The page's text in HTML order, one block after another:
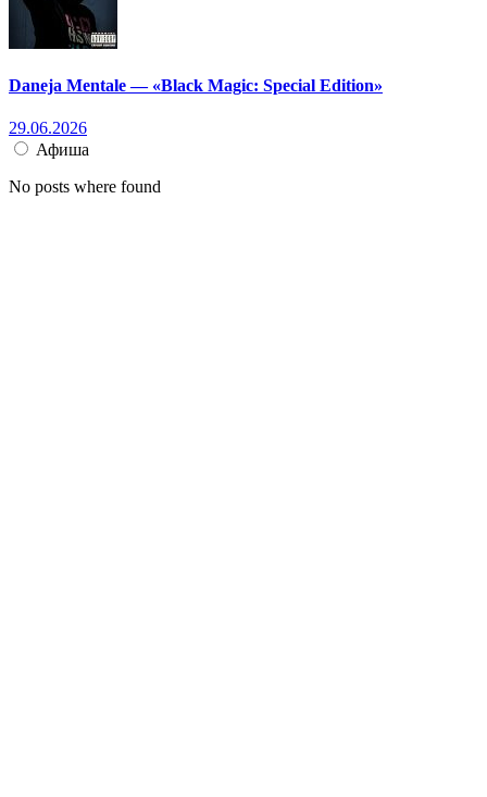
Daneja Mentale — «Black Magic: Special Edition»
29.06.2026
Афиша
No posts where found